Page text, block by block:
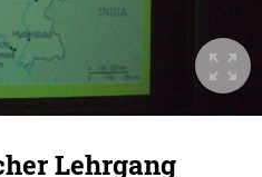
Lehrgang